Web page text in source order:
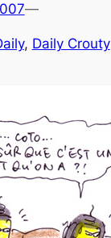
—
, Daily Crouty